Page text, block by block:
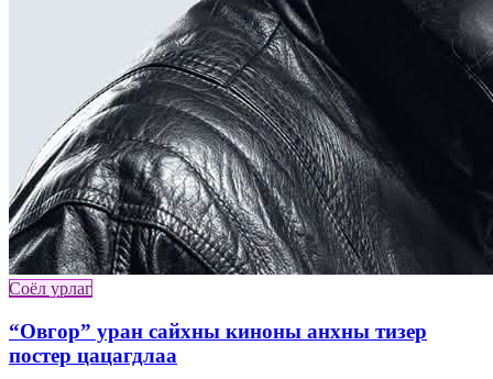
Соёл урлаг
“Овгор” уран сайхны киноны анхны тизер
постер цацагдлаа